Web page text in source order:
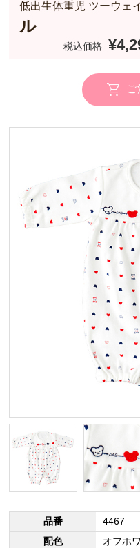
低出生体重児 ツーウェ
ル
税込価格
品番
4467
配色
オフホ